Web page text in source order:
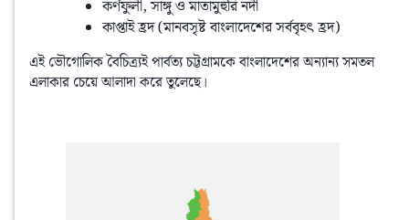
কর্ণফুলী, সাঙ্গু ও মাতামুহুরি নদী
কাপ্তাই হ্রদ (মানবসৃষ্ট বাংলাদেশের সর্ববৃহৎ হ্রদ)
এই ভৌগোলিক বৈচিত্র্যই পার্বত্য চট্টগ্রামকে বাংলাদেশের অন্যান্য সমতল
এলাকার চেয়ে আলাদা করে তুলেছে।